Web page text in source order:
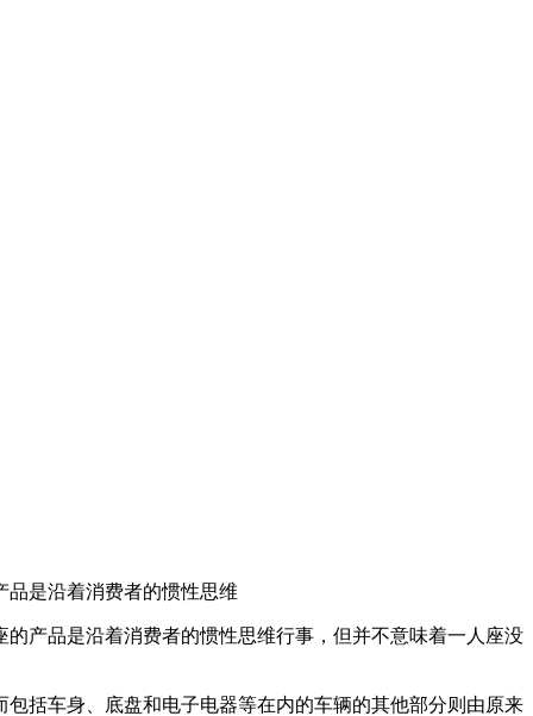
品是沿着消费者的惯性思维
产品是沿着消费者的惯性思维行事，但并不意味着一人座没
括车身、底盘和电子电器等在内的车辆的其他部分则由原来